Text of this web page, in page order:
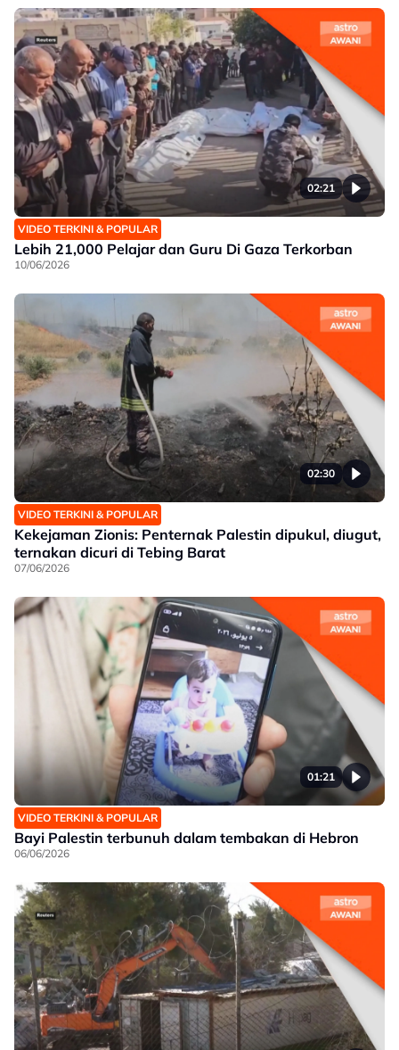
02:21
VIDEO TERKINI & POPULAR
Lebih 21,000 Pelajar dan Guru Di Gaza Terkorban
10/06/2026
02:30
VIDEO TERKINI & POPULAR
Kekejaman Zionis: Penternak Palestin dipukul, diugut,
ternakan dicuri di Tebing Barat
07/06/2026
01:21
VIDEO TERKINI & POPULAR
Bayi Palestin terbunuh dalam tembakan di Hebron
06/06/2026